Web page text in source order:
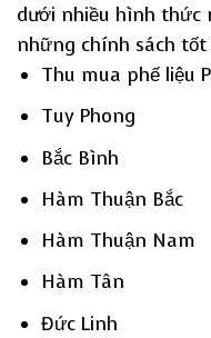
dưới nhiều hình thức
những chính sách tốt
Thu mua phế liệu
Tuy Phong
Bắc Bình
Hàm Thuận Bắc
Hàm Thuận Nam
Hàm Tân
Đức Linh